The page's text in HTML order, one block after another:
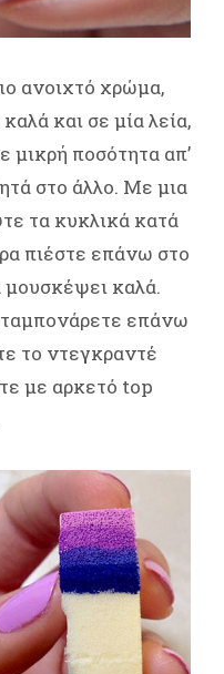
ανοιχτό χρώμα,
και σε μία λεία,
μικρή ποσότητα απ’
στο άλλο. Με μια
τα κυκλικά κατά
πιέστε επάνω στο
μουσκέψει καλά.
επάνω
το ντεγκραντέ
με αρκετό top